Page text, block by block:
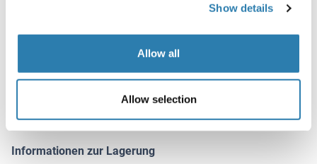
Show details
Allow all
Allow selection
HAZARDOUS SUBSTANCE, which should be handled by
trained staff only.
4 °C,-20 °C
Informationen zur Lagerung